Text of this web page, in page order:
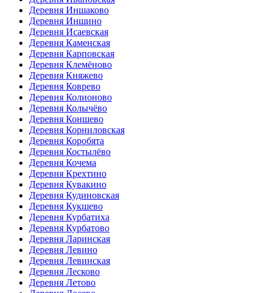
Деревня Иншаково
Деревня Иншино
Деревня Исаевская
Деревня Каменская
Деревня Карповская
Деревня Клемёново
Деревня Княжево
Деревня Коврево
Деревня Колионово
Деревня Колычёво
Деревня Коншево
Деревня Корниловская
Деревня Коробята
Деревня Костылёво
Деревня Кочема
Деревня Крехтино
Деревня Кувакино
Деревня Кудиновская
Деревня Кукшево
Деревня Курбатиха
Деревня Курбатово
Деревня Ларинская
Деревня Левино
Деревня Левинская
Деревня Лесково
Деревня Летово